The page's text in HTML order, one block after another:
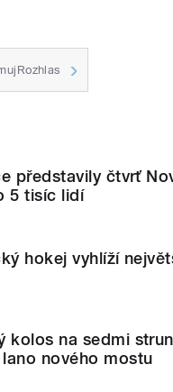
představily čtvrť
5 tisíc lidí
hokej vyhlíží
kolos na sedmi
nového mostu